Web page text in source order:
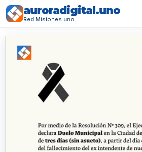
auroradigital.uno
Red Misiones.uno